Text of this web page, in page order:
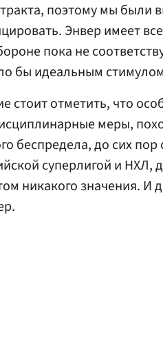
поэтому мы были
Энвер имеет
пока не
бы идеальным
стоит отметить, что
меры,
беспредела, до сих
суперлигой и НХЛ,
никакого значения. И